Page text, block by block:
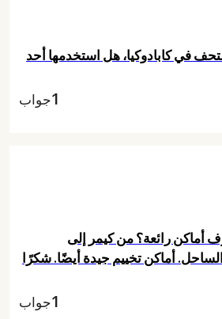
في كابادوكيا، هل استخدمها أحد
1جواب
أماكن رائعة؟ من كيمر إلى
أماكن تخييم جيدة أيضًا. شكرًا
1جواب